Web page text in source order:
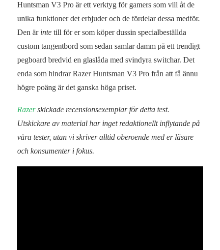
Huntsman V3 Pro är ett verktyg för gamers som vill åt de
unika funktioner det erbjuder och de fördelar dessa medför.
Den är inte till för er som köper dussin specialbeställda
custom tangentbord som sedan samlar damm på ett trendigt
pegboard bredvid en glaslåda med svindyra switchar. Det
enda som hindrar Razer Huntsman V3 Pro från att få ännu
högre poäng är det ganska höga priset.
Razer skickade recensionsexemplar för detta test.
Utskickare av material har inget redaktionellt inflytande på
våra tester, utan vi skriver alltid oberoende med er läsare
och konsumenter i fokus.